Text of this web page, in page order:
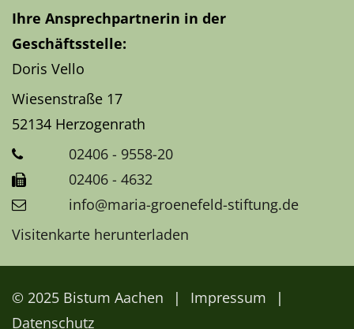
Ihre Ansprechpartnerin in der
Geschäftsstelle:
Doris Vello
Wiesenstraße 17
52134 Herzogenrath
02406 - 9558-20
02406 - 4632
info@maria-groenefeld-stiftung.de
Visitenkarte herunterladen
© 2025 Bistum Aachen
Impressum
Datenschutz